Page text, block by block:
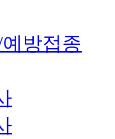
방접종